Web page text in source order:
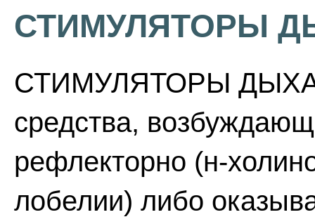
СТИМУЛЯТОРЫ
СТИМУЛЯТОРЫ
средства,
рефлекторно (н-
лобелии) либо